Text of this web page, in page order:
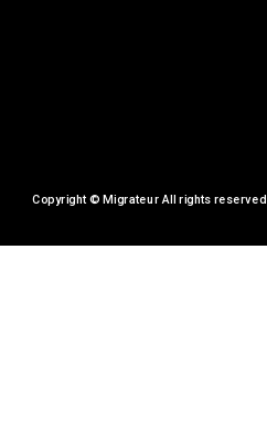
Copyright © Migrateur All rights reserved.